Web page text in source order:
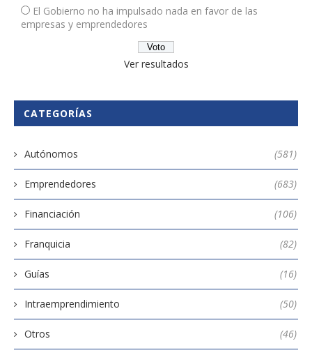
El Gobierno no ha impulsado nada en favor de las
empresas y emprendedores
Ver resultados
CATEGORÍAS
Autónomos (581)
Emprendedores (683)
Financiación (106)
Franquicia (82)
Guías (16)
Intraemprendimiento (50)
Otros (46)